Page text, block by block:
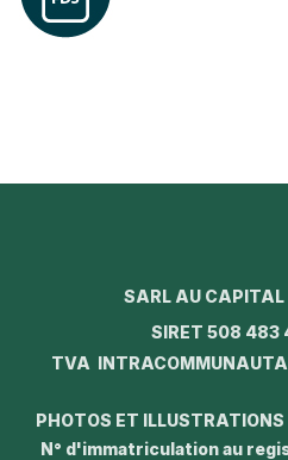
SARL AU
SIRET 508 483
TVA
PHOTOS ET
N° d'immatriculation au